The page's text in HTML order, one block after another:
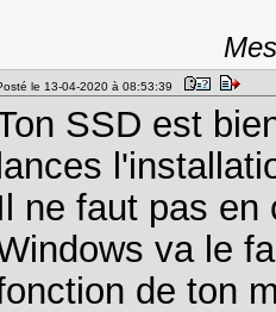
le 13-04-2020 à 08:53:39
SSD est
lances
ne faut pas en
va le
de ton